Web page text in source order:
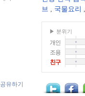
브 , 국물요리
▶ 분위기
개인
조용
친구
공유하기